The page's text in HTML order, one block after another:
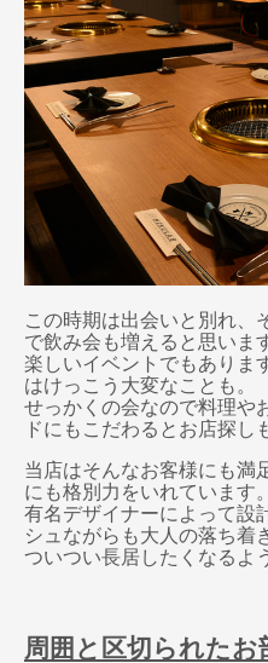
この時期は出会いと別れ、
で飲み会も増えると思いま
楽しいイベントでもありま
はけっこう大変なことも。
せっかくの会なので料理や
ドにもこだわるとお店探し
当店はそんなお客様にも満
にも格別力をいれています。
有名デザイナーによって設
シュながらも大人の落ち着
ついつい長居したくなるよ
周囲と区切られたお